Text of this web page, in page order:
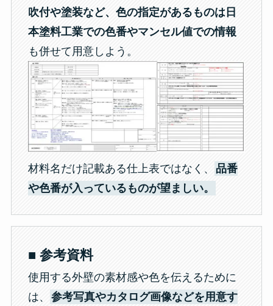
吹付や塗装など、色の指定があるものは日
本塗料工業での色番やマンセル値での情報
も併せて用意しよう。
材料名だけ記載ある仕上表ではなく、
品番
や色番が入っているものが望ましい。
■ 参考資料
使用する外壁の素材感や色を伝えるために
は、
参考写真やカタログ画像などを用意す